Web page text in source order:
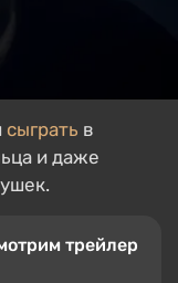
сыграть в
и даже
трейлер